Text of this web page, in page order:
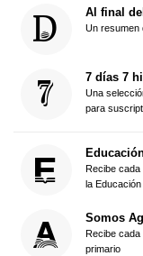
Al final
Un resumen
7 días 7
Una
para
Recibe
la Educación
Somos
Recibe
primario